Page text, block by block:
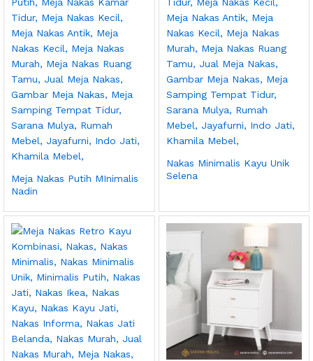
Meja Nakas Putih MInimalis
Nadin
Nakas Minimalis Kayu Unik
Selena